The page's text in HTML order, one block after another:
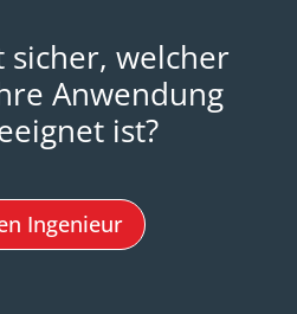
sicher, welcher
Anwendung
ist?
Ingenieur